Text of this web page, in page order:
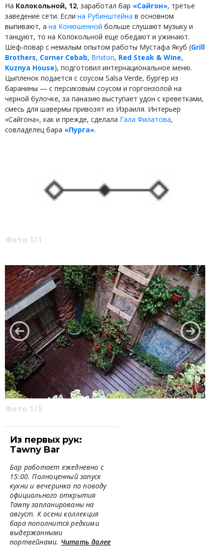
На Колокольной, 12, заработал бар «Сайгон», третье
заведение сети. Если на Рубинштейна в основном
выпивают, а на Конюшенной больше слушают музыку и
танцуют, то на Колокольной еще обедают и ужинают.
Шеф-повар с немалым опытом работы Мустафа Якуб (Grill
Brothers, Corner Cebab, Brixton, Red Steak & Wine,
Kuznya House), подготовил интернациональное меню.
Цыпленок подается с соусом Salsa Verde, бургер из
баранины — с персиковым соусом и горгонзолой на
черной булочке, за паназию выступает удон с креветками,
смесь для шавермы привозят из Израиля. Интерьер
«Сайгона», как и прежде, сделала Гала Филатова,
совладелец бара «Пурга».
Фото 1/1
Фото 1/5
Из первых рук:
Tawny Bar
Бар работает ежедневно с
15:00. Полноценный запуск
кухни и вечеринка по поводу
официального открытия
Tawny запланированы на
август. К осени коллекция
бара пополнится редкими
выдержанными
портвейнами. Читать далее